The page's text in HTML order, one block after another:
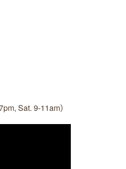
Sat. 9-11am）